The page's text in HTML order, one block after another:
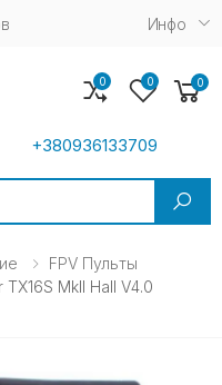
Инфо
+380936133709
0 0 0
FPV Пульты
MkII Hall V4.0